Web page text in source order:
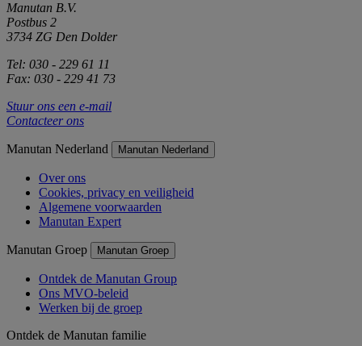
Manutan B.V.
Postbus 2
3734 ZG Den Dolder
Tel: 030 - 229 61 11
Fax: 030 - 229 41 73
Stuur ons een e-mail
Contacteer ons
Manutan Nederland Manutan Nederland
Over ons
Cookies, privacy en veiligheid
Algemene voorwaarden
Manutan Expert
Manutan Groep Manutan Groep
Ontdek de Manutan Group
Ons MVO-beleid
Werken bij de groep
Ontdek de Manutan familie